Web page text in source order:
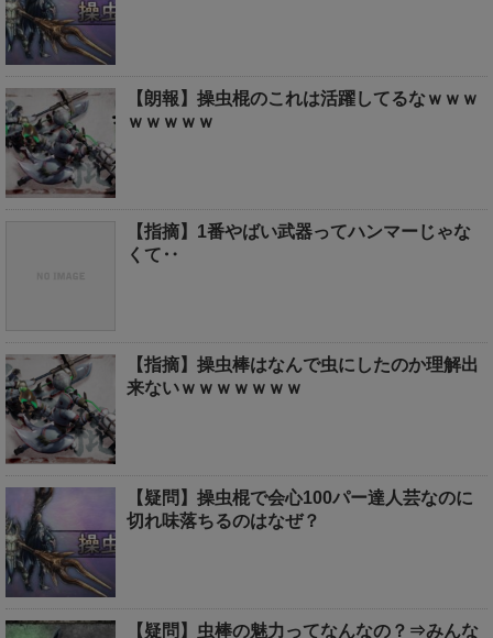
【朗報】操虫棍のこれは活躍してるなｗｗｗ
ｗｗｗｗｗ
【指摘】1番やばい武器ってハンマーじゃな
くて‥
【指摘】操虫棒はなんで虫にしたのか理解出
来ないｗｗｗｗｗｗｗ
【疑問】操虫棍で会心100パー達人芸なのに
切れ味落ちるのはなぜ？
【疑問】虫棒の魅力ってなんなの？⇒みんな